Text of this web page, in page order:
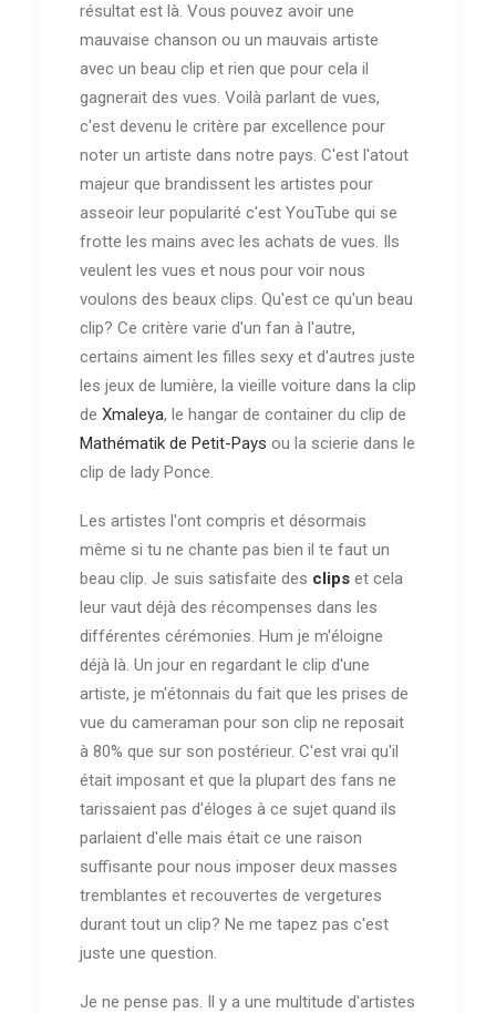
résultat est là. Vous pouvez avoir une
mauvaise chanson ou un mauvais artiste
avec un beau clip et rien que pour cela il
gagnerait des vues. Voilà parlant de vues,
c'est devenu le critère par excellence pour
noter un artiste dans notre pays. C'est l'atout
majeur que brandissent les artistes pour
asseoir leur popularité c'est YouTube qui se
frotte les mains avec les achats de vues. Ils
veulent les vues et nous pour voir nous
voulons des beaux clips. Qu'est ce qu'un beau
clip? Ce critère varie d'un fan à l'autre,
certains aiment les filles sexy et d'autres juste
les jeux de lumière, la vieille voiture dans la clip
de Xmaleya, le hangar de container du clip de
Mathématik de Petit-Pays ou la scierie dans le
clip de lady Ponce.
Les artistes l'ont compris et désormais
même si tu ne chante pas bien il te faut un
beau clip. Je suis satisfaite des clips et cela
leur vaut déjà des récompenses dans les
différentes cérémonies. Hum je m'éloigne
déjà là. Un jour en regardant le clip d'une
artiste, je m'étonnais du fait que les prises de
vue du cameraman pour son clip ne reposait
à 80% que sur son postérieur. C'est vrai qu'il
était imposant et que la plupart des fans ne
tarissaient pas d'éloges à ce sujet quand ils
parlaient d'elle mais était ce une raison
suffisante pour nous imposer deux masses
tremblantes et recouvertes de vergetures
durant tout un clip? Ne me tapez pas c'est
juste une question.
Je ne pense pas. Il y a une multitude d'artistes